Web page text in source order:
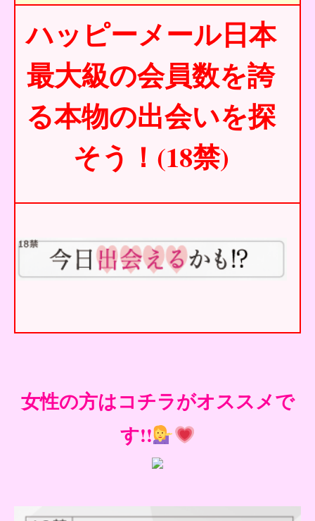
ハッピーメール日本
最大級の会員数を誇
る本物の出会いを探
そう！(18禁)
女性の方はコチラがオススメで
す!!